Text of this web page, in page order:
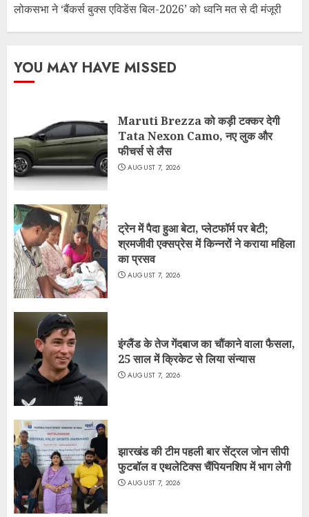
लोकसभा ने ‘बैंकर्स बुक्स एविडेंस बिल-2026’ को ध्वनि मत से दी मंजूरी
YOU MAY HAVE MISSED
Maruti Brezza को कड़ी टक्कर देगी
Tata Nexon Camo, नए लुक और
फीचर्स से लैस
AUGUST 7, 2026
ट्रेन में पैदा हुआ बेटा, प्लेटफॉर्म पर बेटी;
श्रमजीवी एक्सप्रेस में किन्नरों ने कराया महिला
का प्रसव
AUGUST 7, 2026
इंग्लैंड के तेज गेंदबाज का चौंकाने वाला फैसला,
25 साल में क्रिकेट से लिया संन्यास
AUGUST 7, 2026
झारखंड की टीम पहली बार सेंट्रल जोन सीपी
फुटबॉल व एथलेटिक्स चैंपियनशिप में भाग लेगी
AUGUST 7, 2026